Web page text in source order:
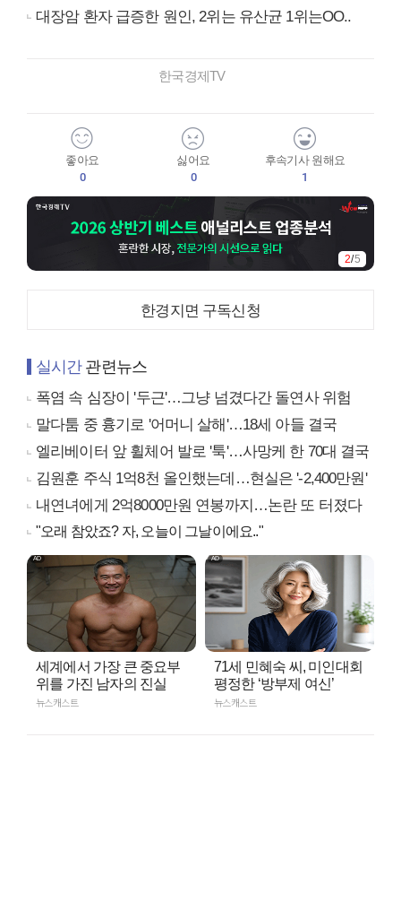
대장암 환자 급증한 원인, 2위는 유산균 1위는OO..
한국경제TV
좋아요
0
싫어요
0
후속기사 원해요
1
2/5
한경지면 구독신청
실시간관련뉴스
폭염 속 심장이 '두근'…그냥 넘겼다간 돌연사 위험
말다툼 중 흉기로 '어머니 살해'…18세 아들 결국
엘리베이터 앞 휠체어 발로 '툭'…사망케 한 70대 결국
김원훈 주식 1억8천 올인했는데…현실은 '-2,400만원'
내연녀에게 2억8000만원 연봉까지…논란 또 터졌다
"오래 참았죠? 자, 오늘이 그날이에요.."
세계에서 가장 큰 중요부
위를 가진 남자의 진실
뉴스캐스트
71세 민혜숙 씨, 미인대회
평정한 ‘방부제 여신’
뉴스캐스트